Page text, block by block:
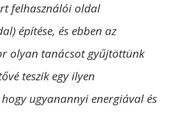
felhasználói oldal
építése, és ebben az
olyan tanácsot gyűjtöttünk
teszik egy ilyen
ugyanannyi energiával és